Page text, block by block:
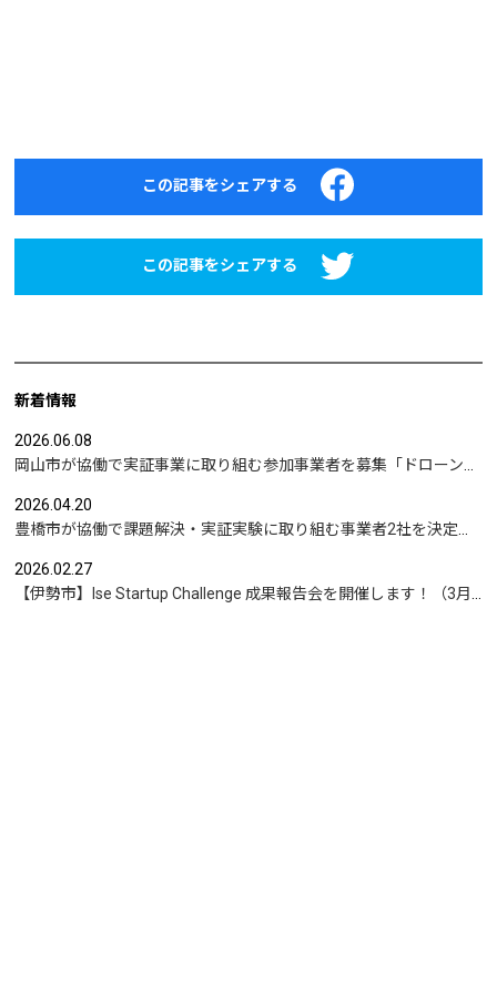
この記事をシェアする
この記事をシェアする
新着情報
2026.06.08
2026.04.20
2026.02.27